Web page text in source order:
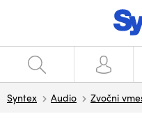
Syntex Audio Zvočni